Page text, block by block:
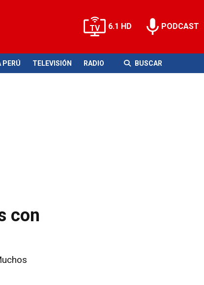
6.1 HD PODCAST
PERÚ TELEVISIÓN RADIO BUSCAR
con